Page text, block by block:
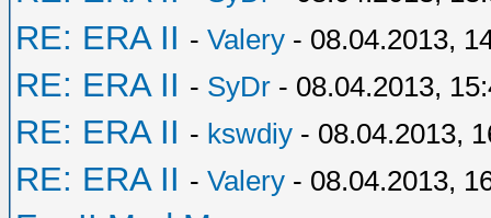
RE: ERA II - Valery - 08.04.2013,
RE: ERA II - SyDr - 08.04.2013,
RE: ERA II - kswdiy - 08.04.2013,
RE: ERA II - Valery - 08.04.2013,